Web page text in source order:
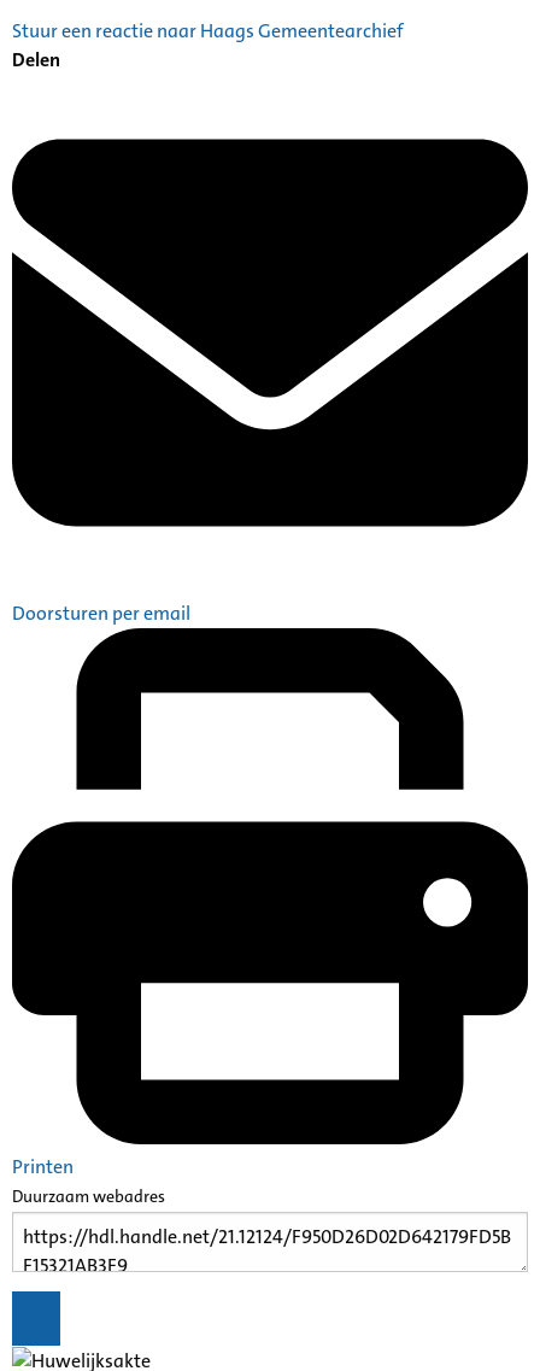
Stuur een reactie naar Haags Gemeentearchief
Delen
Doorsturen per email
Printen
Duurzaam webadres